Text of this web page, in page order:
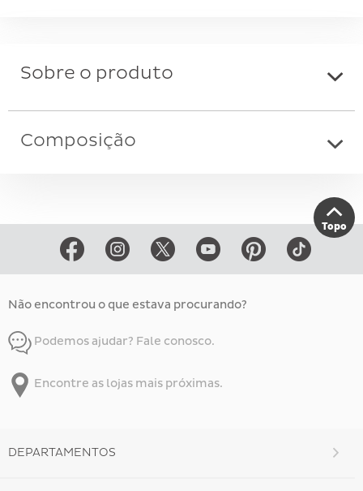
Sobre o produto
Composição
Topo
Não encontrou o que estava procurando?
Podemos ajudar? Fale conosco.
Encontre as lojas mais próximas.
DEPARTAMENTOS